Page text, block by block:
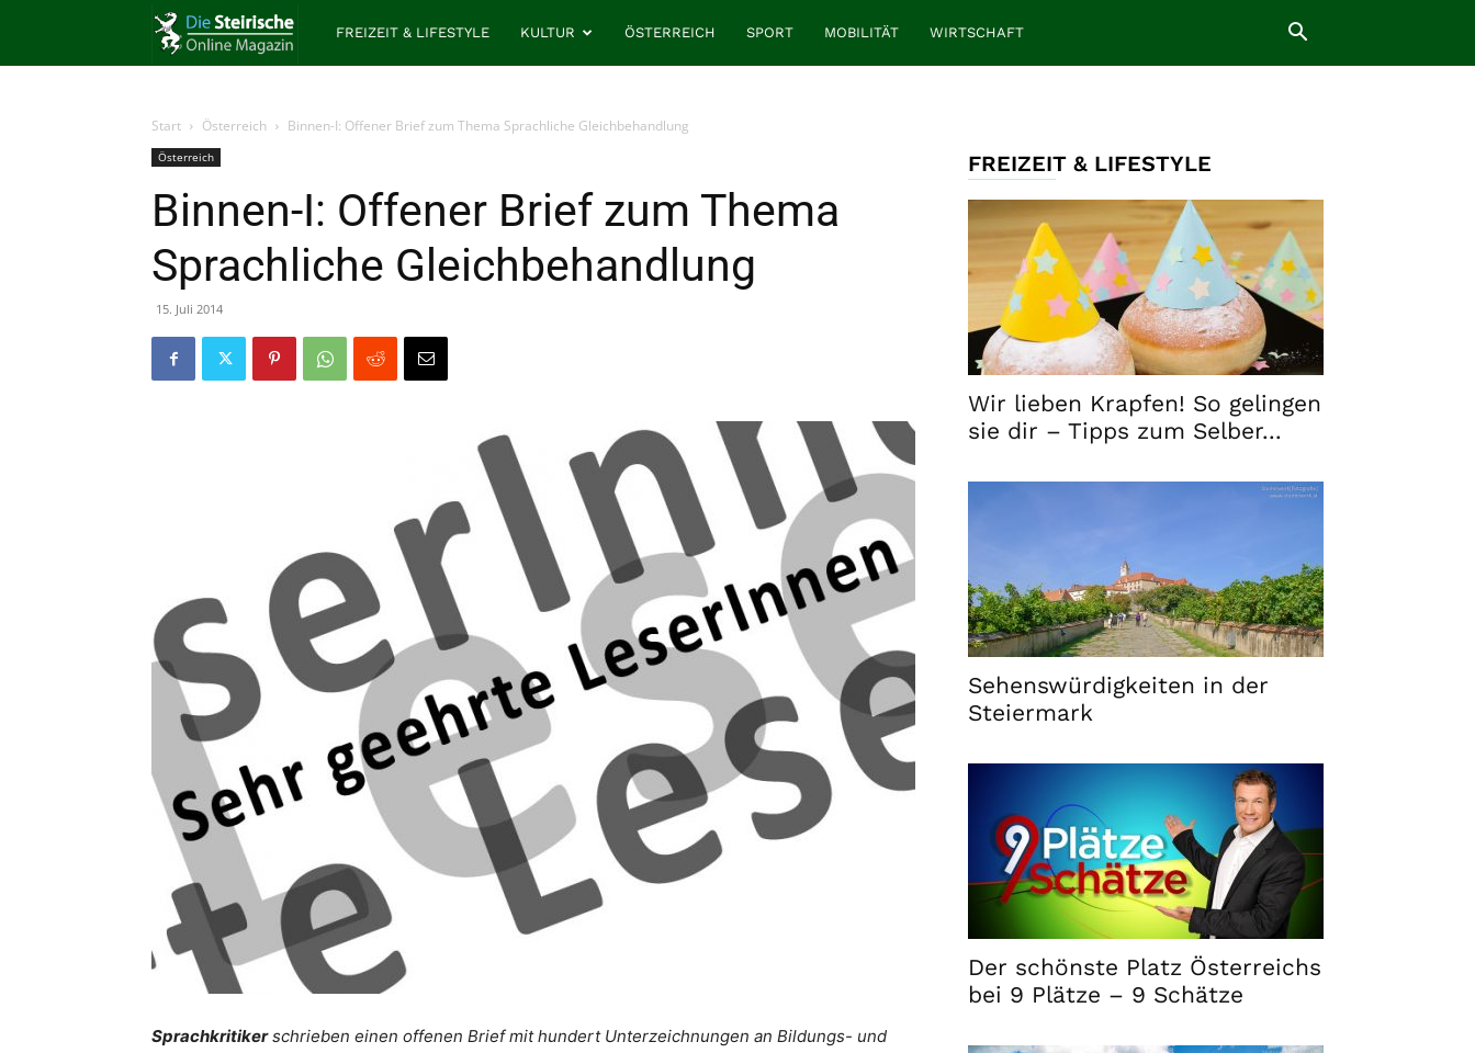
DieFREIZEIT & LIFESTYLE KULTUR ÖSTERREICH SPORT MOBILITÄT WIRTSCHAFT
Start Österreich Binnen-I: Offener Brief zum Thema Sprachliche Gleichbehandlung
Österreich
Binnen-I: Offener Brief zum Thema
Sprachliche Gleichbehandlung
15. Juli 2014
Sprachkritikerschrieben einen offenen Brief mit hundert Unterzeichnungen an Bildungs- und
FREIZEIT & LIFESTYLE
Wir lieben Krapfen! So gelingen
sie dir – Tipps zum Selber...
Sehenswürdigkeiten in der
Steiermark
Der schönste Platz Österreichs
bei 9 Plätze – 9 Schätze